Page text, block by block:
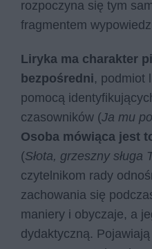
rozpoczyna się tym
fragmentem
Liryka ma charakter
bezpośredni, podmiot
pomocą
czasowników (Ja mu
Osoba mówiąca jest
(Słota, grzeszny sługa
czytelnikom rady
zachowania się
maniery i obyczaje, a
dydaktyczną.